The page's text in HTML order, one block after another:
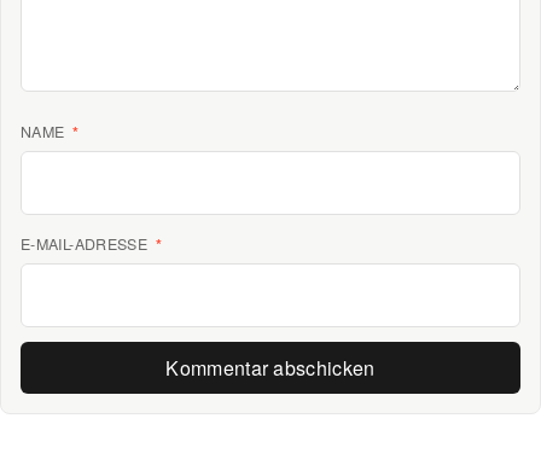
NAME *
E-MAIL-ADRESSE *